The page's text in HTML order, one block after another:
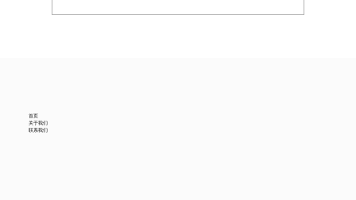
首页
关于我们
联系我们